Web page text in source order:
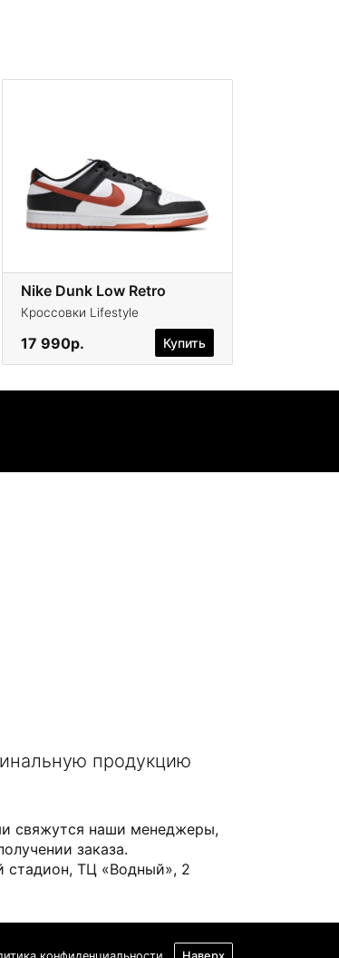
Nike Dunk Low Retro
Кроссовки Lifestyle
17 990р. Купить
продукцию
свяжутся наши менеджеры,
заказа.
стадион, ТЦ «Водный», 2